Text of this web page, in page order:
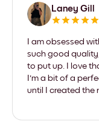
Laney Gill
I am obsessed
such good
to put up. I love
I'm a bit of a
until I created the